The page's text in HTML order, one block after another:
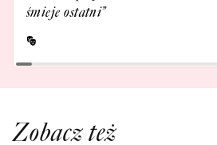
śmieje ostatni”
Zobacz też